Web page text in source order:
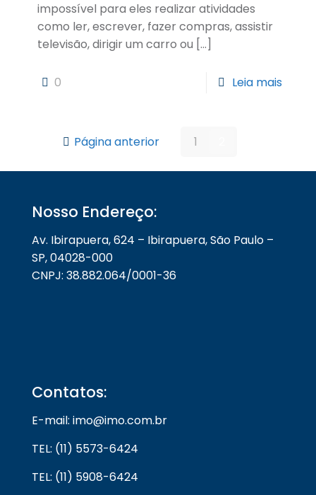
impossível para eles realizar atividades
como ler, escrever, fazer compras, assistir
televisão, dirigir um carro ou […]
0 Leia mais
Página anterior 1
Nosso Endereço:
Av. Ibirapuera, 624 – Ibirapuera, São Paulo –
SP, 04028-000
CNPJ: 38.882.064/0001-36
Contatos:
E-mail: imo@imo.com.br
TEL: (11) 5573-6424
TEL: (11) 5908-6424